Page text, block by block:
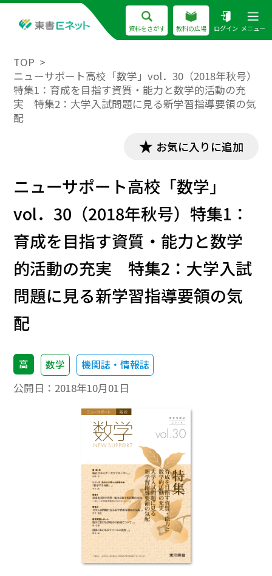
資料をさがす 教科の広場 ログイン メニュー
TOP
ニューサポート高校「数学」vol．30（2018年秋号）
特集1：育成を目指す資質・能力と数学的活動の充
実 特集2：大学入試問題に見る新学習指導要領の気
配
お気に入りに追加
ニューサポート高校「数学」
vol．30（2018年秋号）特集1：
育成を目指す資質・能力と数学
的活動の充実 特集2：大学入試
問題に見る新学習指導要領の気
配
高 数学 機関誌・情報誌
公開日： 2018年10月01日